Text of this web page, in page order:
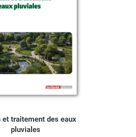
et traitement des eaux
pluviales